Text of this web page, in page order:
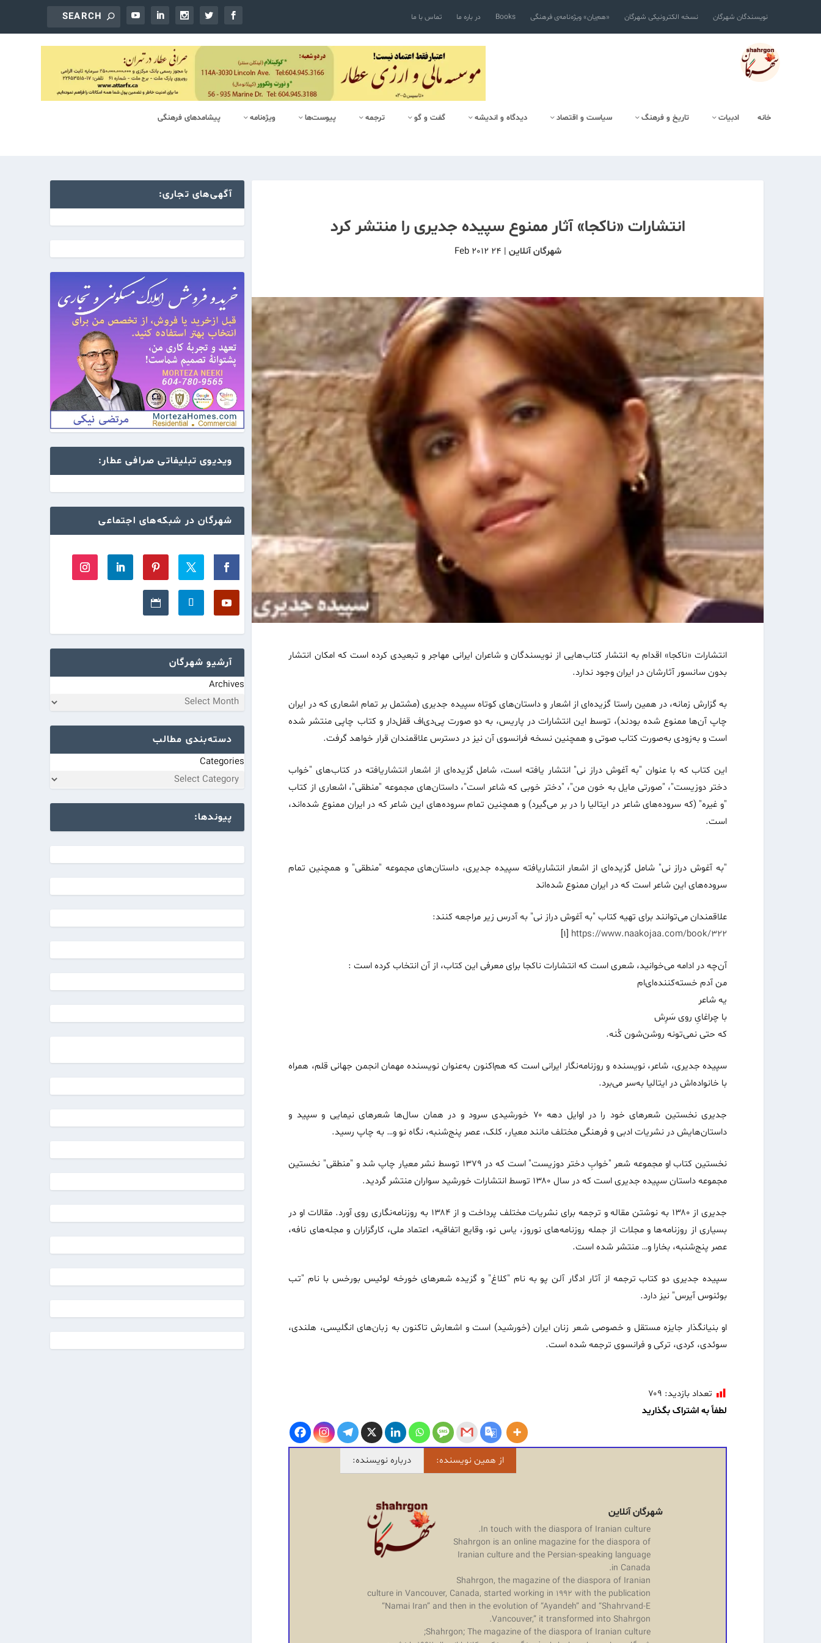
نویسندگان شهرگان نسخه الکترونیکی شهرگان «هم‌یان» ویژه‌نامه‌ی فرهنگی Books در باره ما تماس با ما
خانه ادبیات تاریخ و فرهنگ سیاست و اقتصاد دیدگاه و اندیشه گفت و گو ترجمه پیوست‌ها ویژه‌‌نامه پیشامدهای فرهنگی
انتشارات «ناکجا» آثار ممنوع‌ سپیده جدیری را منتشر کرد
شهرگان آنلاین |
24 Feb 2012
انتشارات «ناکجا» اقدام به انتشار کتاب‌هایی از نویسندگان و شاعران ایرانی مهاجر و تبعیدی کرده است که امکان انتشار
بدون سانسور آثارشان در ایران وجود ندارد.
به گزارش زمانه، در همین راستا گزیده‌ای از اشعار و داستان‌های کوتاه سپیده جدیری (مشتمل بر تمام اشعاری که در ایران
چاپ آن‌ها ممنوع شده بودند)، توسط این انتشارات در پاریس، به دو صورت پی‌دی‌اف قفل‌دار و کتاب چاپی منتشر شده
است و به‌زودی به‌صورت کتاب صوتی و همچنین نسخه‌ فرانسوی آن نیز در دسترس علاقمندان قرار خواهد گرفت.
این کتاب که با عنوان "به آغوش دراز نی" انتشار یافته است، شامل گزیده‌ای از اشعار انتشاریافته در کتاب‌های "خواب
دختر دوزیست"، "صورتی مایل به خون من"، "دختر خوبی که شاعر است"، داستان‌های مجموعه‌ "منطقی"، اشعاری از کتاب
"و غیره" (که سروده‌های شاعر در ایتالیا را در بر می‌گیرد) و همچنین تمام سروده‌های این شاعر که در ایران ممنوع شده‌اند،
است.
"به آغوش دراز نی" شامل گزیده‌ای از اشعار انتشاریافته سپیده جدیری، داستان‌های مجموعه‌ "منطقی" و همچنین تمام
سروده‌های این شاعر است که در ایران ممنوع شده‌اند
علاقمندان می‌توانند برای تهیه‌ کتاب "به آغوش دراز نی" به آدرس زیر مراجعه کنند:
https://www.naakojaa.com/book/322
[1]
آن‌چه در ادامه می‌خوانید، شعری است که انتشارات ناکجا برای معرفی این کتاب، از آن انتخاب کرده است :
من آدم خسته‌‌کننده‌ای‌ام
یه شاعر
با چراغایِ روی سَرِش
که حتی نمی‌تونه روشن‌شون کُنه.
سپیده جدیری، شاعر، نویسنده و روزنامه‌نگار ایرانی است که هم‌اکنون به‌عنوان نویسنده‌ مهمان انجمن جهانی قلم، همراه
با خانواده‌اش در ایتالیا به‌سر می‌برد.
جدیری نخستین شعرهای خود را در اوایل دهه ۷۰ خورشیدی سرود و در همان سال‌ها شعرهای نیمایی و سپید و
داستان‌هایش در نشریات ادبی و فرهنگی مختلف مانند معیار، کلک، عصر پنج‌شنبه، نگاه نو و… به چاپ رسید.
نخستین کتاب او مجموعه شعر "خوابِ دختر دوزیست" است که در ۱۳۷۹ توسط نشر معیار چاپ شد و "منطقی" نخستین
مجموعه داستان سپیده جدیری است که در سال ۱۳۸۰ توسط انتشارات خورشید سواران منتشر گردید
.
جدیری از ۱۳۸۰ به نوشتن مقاله و ترجمه برای نشریات مختلف پرداخت و از ۱۳۸۴ به روزنامه‌نگاری روی آورد. مقالات او در
بسیاری از روزنامه‌ها و مجلات از جمله روزنامه‌های نوروز، یاس نو، وقایع اتفاقیه، اعتماد ملی، کارگزاران و مجله‌های نافه،
عصر پنج‌شنبه، بخارا و… منتشر شده است.
سپیده جدیری دو کتاب ترجمه از آثار ادگار آلن پو به نام "کلاغ" و گزیده شعرهای خورخه لوئیس بورخس با نام "تب
بوئنوس آیرس" نیز دارد.
او بنیانگذار جایزه‌ مستقل و خصوصی شعر زنان ایران (خورشید) است و اشعارش تاکنون به زبان‌های انگلیسی، هلندی،
سوئدی، کردی، ترکی و فرانسوی ترجمه شده است.
تعداد بازدید: ۷۰۹
لطفاً به اشتراک بگذارید
درباره نویسنده: از همین نویسنده:
شهرگان آنلاین
In touch with the diaspora of Iranian culture.
Shahrgon is an online magazine for the diaspora of
Iranian culture and the Persian-speaking language
in Canada.
Shahrgon, the magazine of the diaspora of Iranian
culture in Vancouver, Canada, started working in 1992 with the publication
“Namai Iran” and then in the evolution of “Ayandeh” and “Shahrvand-E
Vancouver,” it transformed into Shahrgon.
Shahrgon; The magazine of the diaspora of Iranian culture;
آگهی‌های تجاری:
ویدیوی تبلیفاتی صرافی عطار:
شهرگان در شبکه‌های اجتماعی
آرشیو شهرگان
Archives
دسته‌بندی مطالب
Categories
پیوندها: